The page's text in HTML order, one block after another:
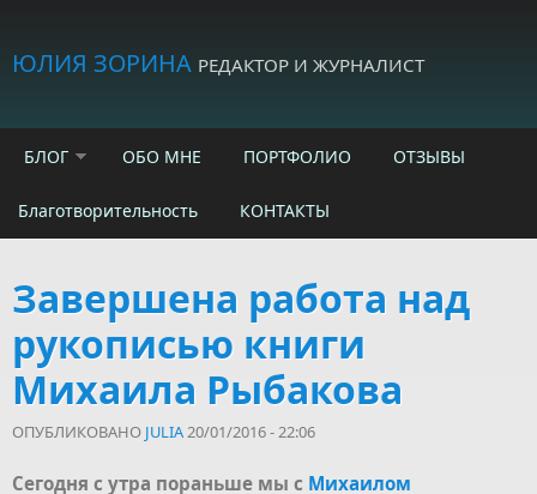
ЮЛИЯ ЗОРИНА РЕДАКТОР И ЖУРНАЛИСТ
БЛОГ ОБО МНЕ ПОРТФОЛИО ОТЗЫВЫ
Благотворительность КОНТАКТЫ
Завершена работа над
рукописью книги
Михаила Рыбакова
ОПУБЛИКОВАНО JULIA20/01/2016 - 22:06
Сегодня с утра пораньше мы с Михаилом